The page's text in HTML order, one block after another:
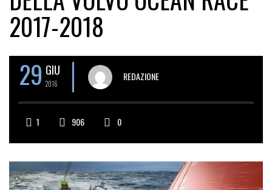
2017­-2018
29 GIU
2016
REDAZIONE
1 906 0